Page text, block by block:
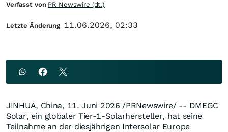
JINHUA, China, 11. Juni 2026 /PRNewswire/ -- DMEGC
Solar, ein globaler Tier-1-Solarhersteller, hat seine
Teilnahme an der diesjährigen Intersolar Europe
Verfasst von PR Newswire (dt.)
Letzte Änderung 11.06.2026, 02:33